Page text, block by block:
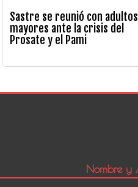
Sastre se reunió con adultos
mayores ante la crisis del
Prosate y el Pami